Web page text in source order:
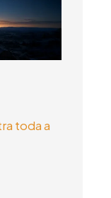
toda a